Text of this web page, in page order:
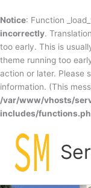
Notice: Function
incorrectly.
too early. This is
theme running too
action or later. Please
information. (This
/var/www/vhosts/
includes/
to
content